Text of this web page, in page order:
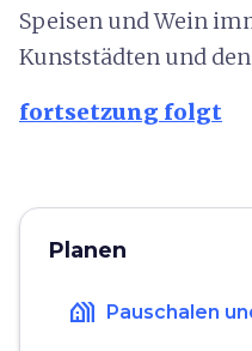
Speisen und Wein
Kunststädten und
fortsetzung folgt
Planen
holiday_village Pauschalen